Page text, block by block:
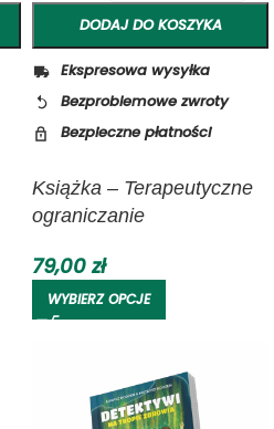
DODAJ DO KOSZYKA
Ekspresowa wysyłka
Bezproblemowe zwroty
Bezpieczne płatności
Książka – Terapeutyczne
ograniczanie
Rodzeń
79,00zł
WYBIERZ OPCJE